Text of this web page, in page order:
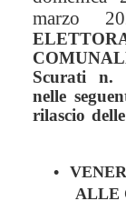
marzo
Scurati n.
nelle
rilascio
•
ALLE